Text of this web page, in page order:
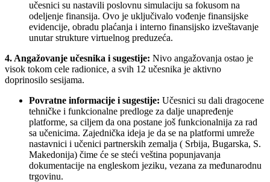
učesnici su nastavili poslovnu simulaciju sa fokusom na
odeljenje finansija. Ovo je uključivalo vođenje finansijske
evidencije, obradu plaćanja i interno finansijsko izveštavanje
unutar strukture virtuelnog preduzeća.
4. Angažovanje učesnika i sugestije: Nivo angažovanja ostao je
visok tokom cele radionice, a svih 12 učesnika je aktivno
doprinosilo sesijama.
Povratne informacije i sugestije: Učesnici su dali dragocene
tehničke i funkcionalne predloge za dalje unapređenje
platforme, sa ciljem da ona postane još funkcionalnija za rad
sa učenicima. Zajednička ideja je da se na platformi umreže
nastavnici i učenici partnerskih zemalja ( Srbija, Bugarska, S.
Makedonija) čime će se steći veština popunjavanja
dokumentacije na engleskom jeziku, vezana za međunarodnu
trgovinu.